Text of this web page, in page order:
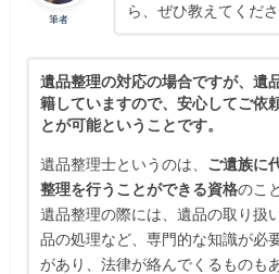
筆者
ら、ぜひ教えてくださ
遺品整理の対応の場合ですが、遺
籍していますので、安心してご依
とが可能ということです。
遺品整理士というのは、 ご遺族に
整理を行うことができる資格のこ
遺品整理の際には、遺品の取り扱
品の処理など、専門的な知識が必
があり、法律が絡んでくるものも